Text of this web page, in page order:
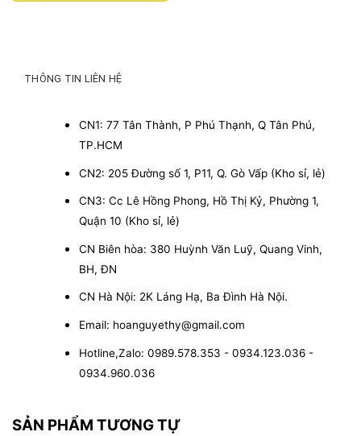
THÔNG TIN LIÊN HỆ
CN1: 77 Tân Thành, P Phú Thạnh, Q Tân Phú,
TP.HCM
CN2: 205 Đường số 1, P11, Q. Gò Vấp (Kho sỉ, lẻ)
CN3: Cc Lê Hồng Phong, Hồ Thị Kỷ, Phường 1,
Quận 10 (Kho sỉ, lẻ)
CN Biên hòa: 380 Huỳnh Văn Luỹ, Quang Vinh,
BH, ĐN
CN Hà Nội: 2K Láng Hạ, Ba Đình Hà Nội.
Email: hoanguyethy@gmail.com
Hotline,Zalo: 0989.578.353 - 0934.123.036 -
0934.960.036
SẢN PHẨM TƯƠNG TỰ